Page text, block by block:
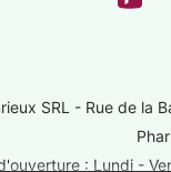
SRL - Rue de la
: Lundi -